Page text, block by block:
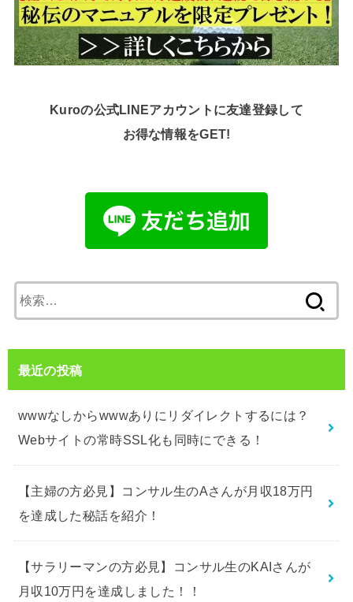
Kuroの公式LINEアカウントに友達登録して
お得な情報をGET!
索:
最近の投稿
wwwなしからwwwありにリダイレクトするには？
Webサイトの常時SSL化も同時にできる！
【主婦の方必見】コンサル生のAさんが月収18万円
を達成した秘話を紹介！
【サラリーマンの方必見】コンサル生のKAIさんが
月収10万円を達成しました！！